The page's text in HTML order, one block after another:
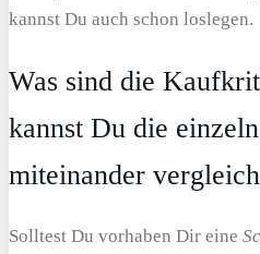
kannst Du auch schon loslegen.
Was sind die
kannst Du die
miteinander
Solltest Du vorhaben Dir eine